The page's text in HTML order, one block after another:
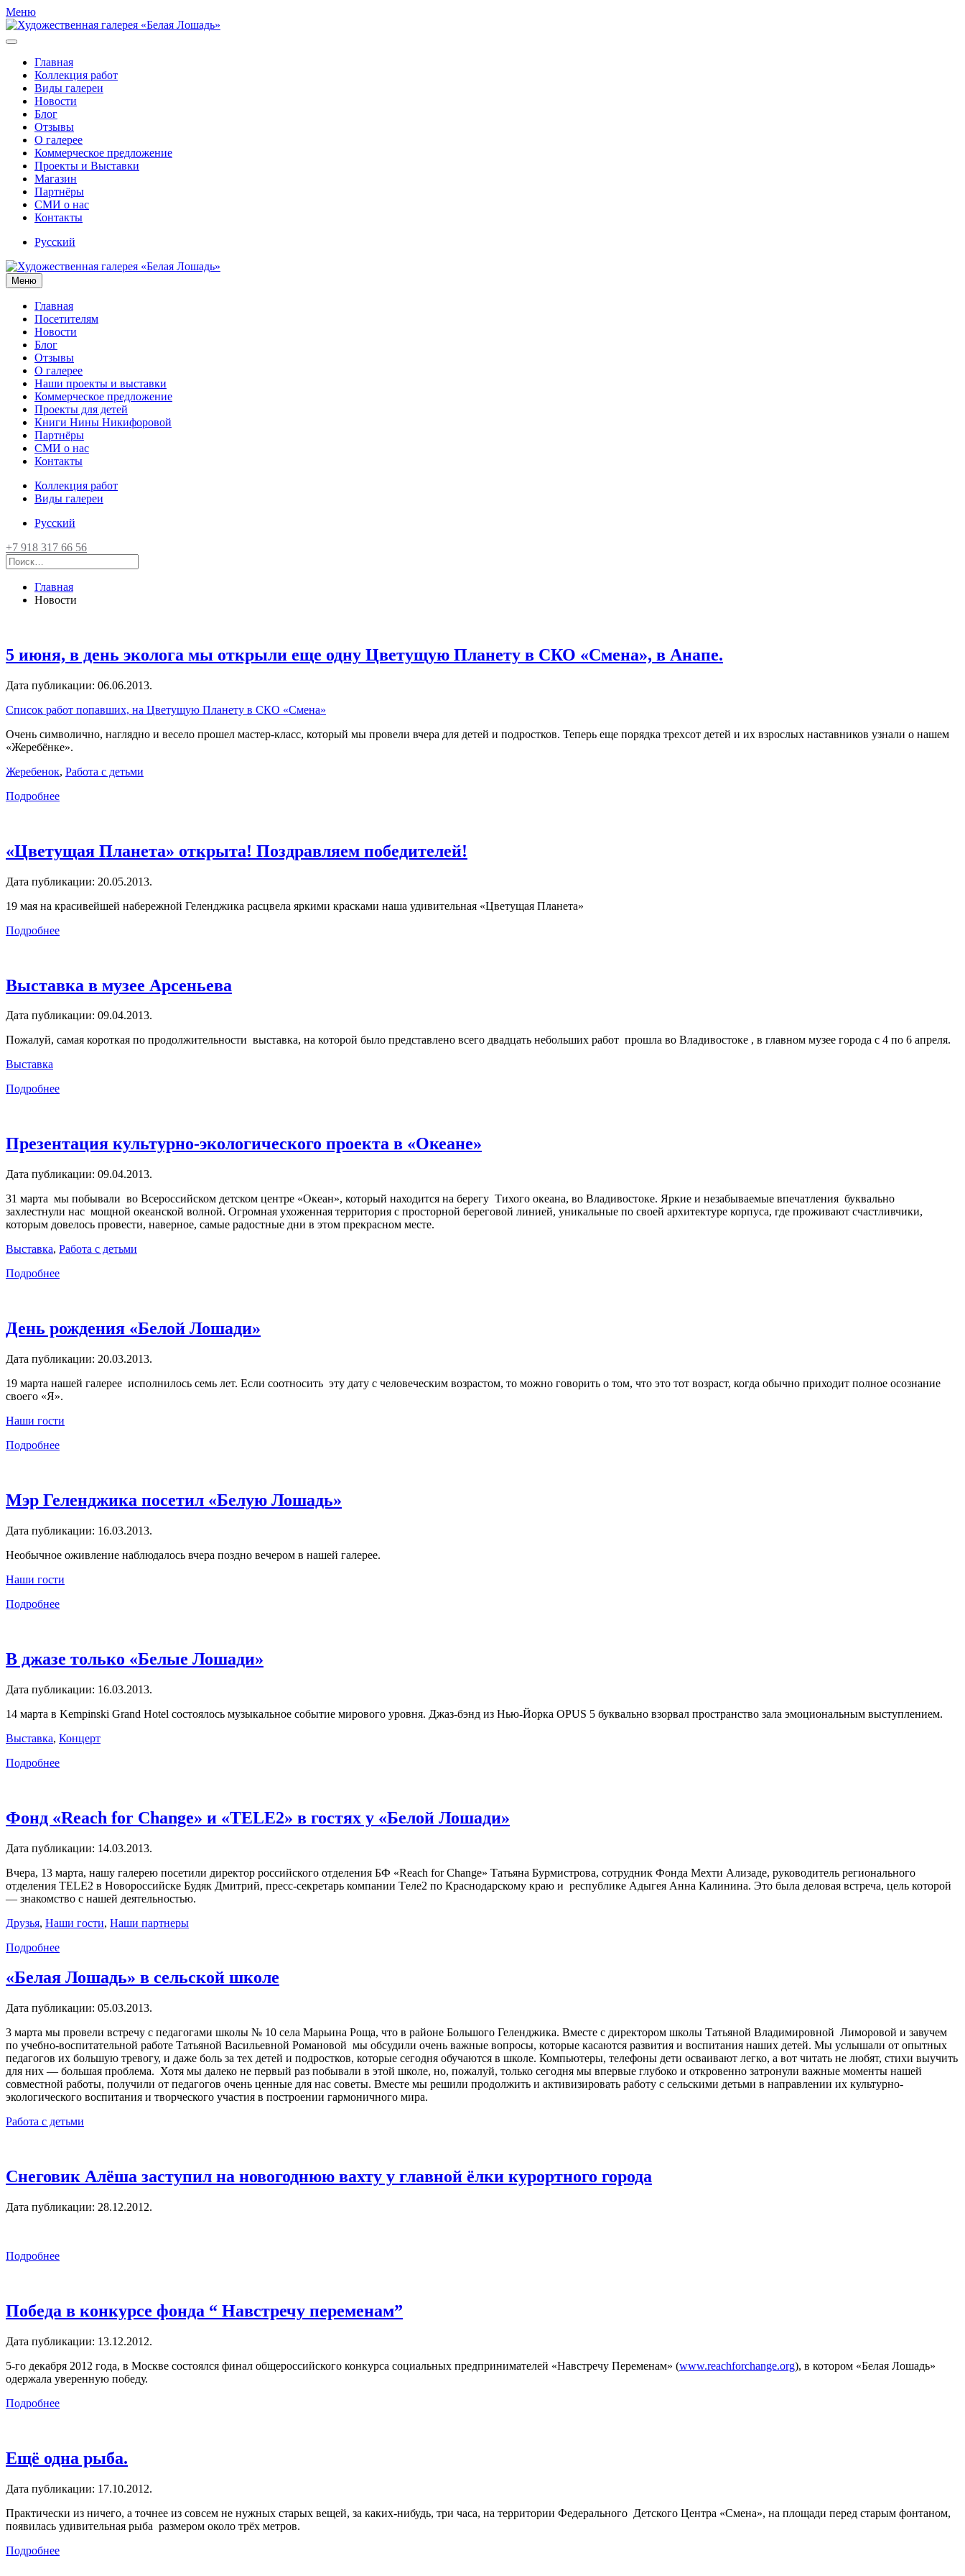
Меню
Главная
Коллекция работ
Виды галереи
Новости
Блог
Отзывы
О галерее
Коммерческое предложение
Проекты и Выставки
Магазин
Партнёры
СМИ о нас
Контакты
Русский
Меню
Главная
Посетителям
Новости
Блог
Отзывы
О галерее
Наши проекты и выставки
Коммерческое предложение
Проекты для детей
Книги Нины Никифоровой
Партнёры
СМИ о нас
Контакты
Коллекция работ
Виды галереи
Русский
+7 918 317 66 56
Главная
Новости
5 июня, в день эколога мы открыли еще одну Цветущую Планету в СКО «Смена», в Анапе.
Дата публикации: 06.06.2013.
Список работ попавших, на Цветущую Планету в СКО «Смена»
Очень символично, наглядно и весело прошел мастер-класс, который мы провели вчера для детей и подростков. Теперь еще порядка трехсот детей и их взрослых наставников узнали о нашем
«Жеребёнке».
Жеребенок, Работа с детьми
Подробнее
«Цветущая Планета» открыта! Поздравляем победителей!
Дата публикации: 20.05.2013.
19 мая на красивейшей набережной Геленджика расцвела яркими красками наша удивительная «Цветущая Планета»
Подробнее
Выставка в музее Арсеньева
Дата публикации: 09.04.2013.
Пожалуй, самая короткая по продолжительности выставка, на которой было представлено всего двадцать небольших работ прошла во Владивостоке , в главном музее города с 4 по 6 апреля.
Выставка
Подробнее
Презентация культурно-экологического проекта в «Океане»
Дата публикации: 09.04.2013.
31 марта мы побывали во Всероссийском детском центре «Океан», который находится на берегу Тихого океана, во Владивостоке. Яркие и незабываемые впечатления буквально
захлестнули нас мощной океанской волной. Огромная ухоженная территория с просторной береговой линией, уникальные по своей архитектуре корпуса, где проживают счастливчики,
которым довелось провести, наверное, самые радостные дни в этом прекрасном месте.
Выставка, Работа с детьми
Подробнее
День рождения «Белой Лошади»
Дата публикации: 20.03.2013.
19 марта нашей галерее исполнилось семь лет. Если соотносить эту дату с человеческим возрастом, то можно говорить о том, что это тот возраст, когда обычно приходит полное осознание
своего «Я».
Наши гости
Подробнее
Мэр Геленджика посетил «Белую Лошадь»
Дата публикации: 16.03.2013.
Необычное оживление наблюдалось вчера поздно вечером в нашей галерее.
Наши гости
Подробнее
В джазе только «Белые Лошади»
Дата публикации: 16.03.2013.
14 марта в Kempinski Grand Hotel состоялось музыкальное событие мирового уровня. Джаз-бэнд из Нью-Йорка OPUS 5 буквально взорвал пространство зала эмоциональным выступлением.
Выставка, Концерт
Подробнее
Фонд «Reach for Change» и «ТELE2» в гостях у «Белой Лошади»
Дата публикации: 14.03.2013.
Вчера, 13 марта, нашу галерею посетили директор российского отделения БФ «Reach for Change» Татьяна Бурмистрова, сотрудник Фонда Мехти Ализаде, руководитель регионального
отделения TELE2 в Новороссийске Будяк Дмитрий, пресс-секретарь компании Tеле2 по Краснодарскому краю и республике Адыгея Анна Калинина. Это была деловая встреча, цель которой
— знакомство с нашей деятельностью.
Друзья, Наши гости, Наши партнеры
Подробнее
«Белая Лошадь» в сельской школе
Дата публикации: 05.03.2013.
3 марта мы провели встречу с педагогами школы № 10 села Марьина Роща, что в районе Большого Геленджика. Вместе с директором школы Татьяной Владимировной Лиморовой и завучем
по учебно-воспитательной работе Татьяной Васильевной Романовой мы обсудили очень важные вопросы, которые касаются развития и воспитания наших детей. Мы услышали от опытных
педагогов их большую тревогу, и даже боль за тех детей и подростков, которые сегодня обучаются в школе. Компьютеры, телефоны дети осваивают легко, а вот читать не любят, стихи выучить
для них — большая проблема. Хотя мы далеко не первый раз побывали в этой школе, но, пожалуй, только сегодня мы впервые глубоко и откровенно затронули важные моменты нашей
совместной работы, получили от педагогов очень ценные для нас советы. Вместе мы решили продолжить и активизировать работу с сельскими детьми в направлении их культурно-
экологического воспитания и творческого участия в построении гармоничного мира.
Работа с детьми
Снеговик Алёша заступил на новогоднюю вахту у главной ёлки курортного города
Дата публикации: 28.12.2012.
Подробнее
Победа в конкурсе фонда “ Навстречу переменам”
Дата публикации: 13.12.2012.
5-го декабря 2012 года, в Москве состоялся финал общероссийского конкурса социальных предпринимателей «Навстречу Переменам» (www.reachforchange.org), в котором «Белая Лошадь»
одержала уверенную победу.
Подробнее
Ещё одна рыба.
Дата публикации: 17.10.2012.
Практически из ничего, а точнее из совсем не нужных старых вещей, за каких-нибудь, три часа, на территории Федерального Детского Центра «Смена», на площади перед старым фонтаном,
появилась удивительная рыба размером около трёх метров.
Подробнее